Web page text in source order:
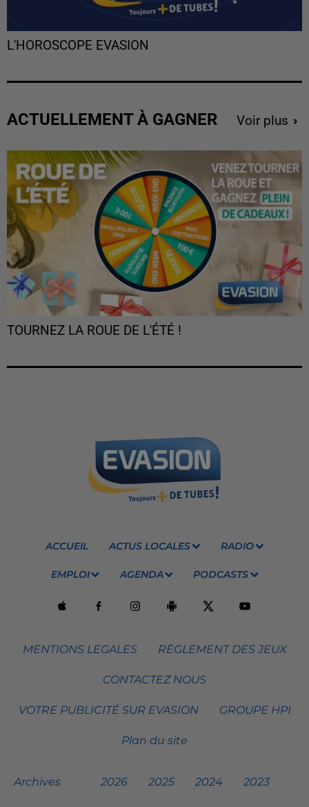
L'HOROSCOPE EVASION
ACTUELLEMENT À GAGNER Voir plus
TOURNEZ LA ROUE DE L'ÉTÉ !
ACCUEIL ACTUS LOCALES RADIO
EMPLOI AGENDA PODCASTS
MENTIONS LEGALES RÈGLEMENT DES JEUX
CONTACTEZ NOUS
VOTRE PUBLICITÉ SUR EVASION GROUPE HPI
Plan du site
Archives 2026 2025 2024 2023